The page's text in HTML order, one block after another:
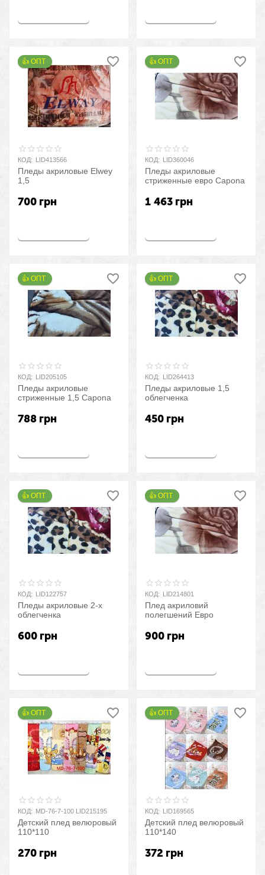
👍 ОПТ
КОД: LID413566
Пледы акриловые Elwey
1,5
700 грн
👍 ОПТ
КОД: LID360046
Пледы акриловые
стриженные евро Capona
1 463 грн
👍 ОПТ
КОД: LID205105
Пледы акриловые
стриженные 1,5 Capona
788 грн
👍 ОПТ
КОД: LID264413
Пледы акриловые 1,5
облегченка
450 грн
👍 ОПТ
КОД: LID122757
Пледы акриловые 2-х
облегченка
600 грн
👍 ОПТ
КОД: LID214801
Плед акриловий
полегшений Евро
900 грн
👍 ОПТ
КОД: MD-76-7-100 LID215195
Детский плед велюровый
110*110
270 грн
👍 ОПТ
КОД: LID169565
Детский плед велюровый
110*140
372 грн